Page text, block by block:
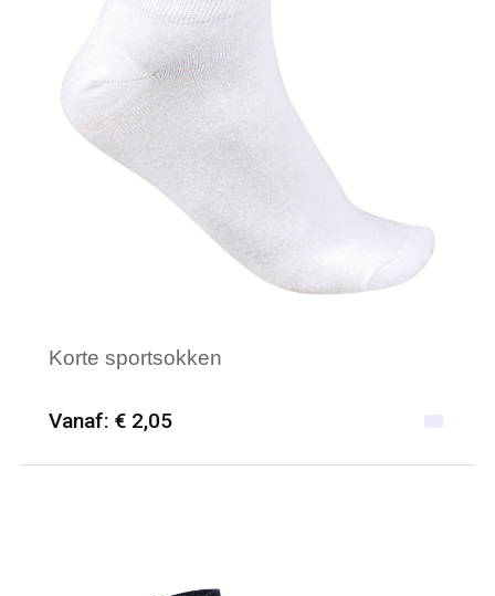
Korte sportsokken
Vanaf: € 2,05
Minimale afname: 50